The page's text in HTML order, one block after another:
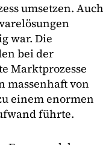
umsetzen. Auch
war. Die
bei der
Marktprozesse
massenhaft von
einem enormen
führte.